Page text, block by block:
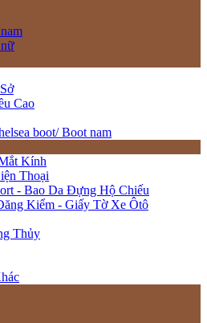
Cao
boot/ Boot nam
Kính
Thoại
- Bao Da Đựng Hộ Chiếu
Kiểm - Giấy Tờ Xe Ôtô
Thủy